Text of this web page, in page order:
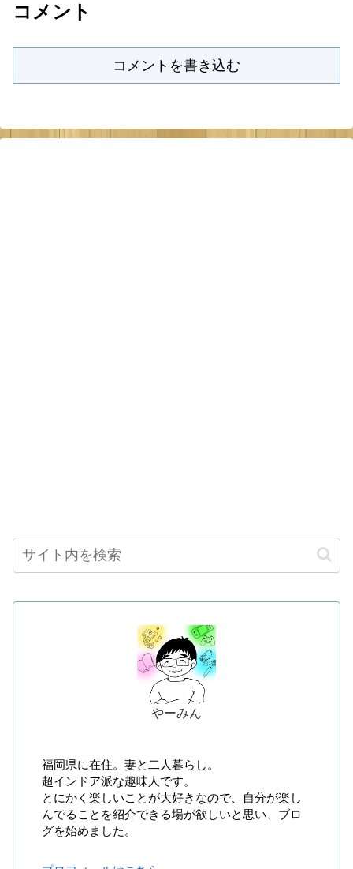
コメント
コメントを書き込む
やーみん
福岡県に在住。妻と二人暮らし。
超インドア派な趣味人です。
とにかく楽しいことが大好きなので、自分が楽し
んでることを紹介できる場が欲しいと思い、ブロ
グを始めました。